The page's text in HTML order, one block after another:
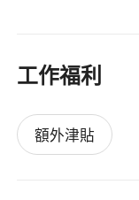
工作福利
額外津貼